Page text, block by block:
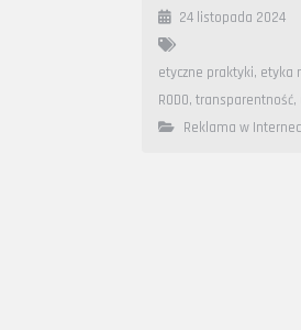
24 listopada 2024
etyczne praktyki, etyka
RODO, transparentność,
Reklama w